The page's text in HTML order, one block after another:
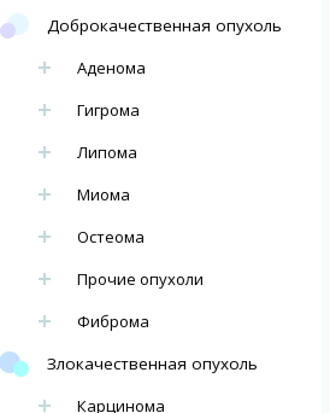
Доброкачественная опухоль
Аденома
Гигрома
Липома
Миома
Остеома
Прочие опухоли
Фиброма
Злокачественная опухоль
Карцинома